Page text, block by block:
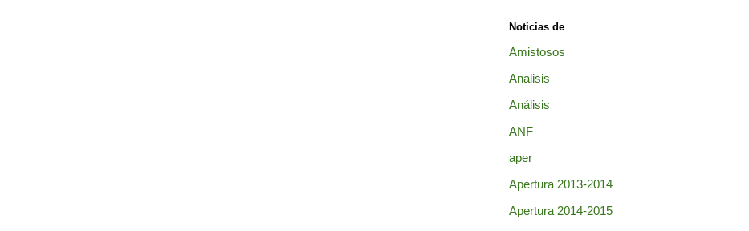
Noticias de
Amistosos
Analisis
Análisis
ANF
aper
Apertura 2013-2014
Apertura 2014-2015